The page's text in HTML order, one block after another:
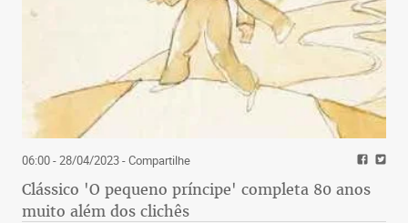
06:00 - 28/04/2023- Compartilhe
Clássico 'O pequeno príncipe' completa 80 anos
muito além dos clichês